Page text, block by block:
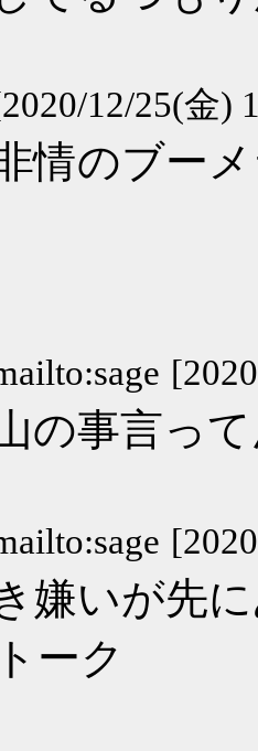
12/25(金)
情のブー
の事言っ
嫌いが先
ーク